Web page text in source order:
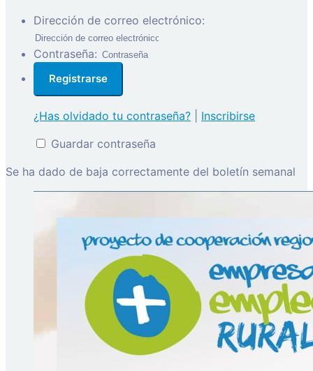
Dirección de correo electrónico:
Contraseña:
¿Has olvidado tu contraseña?
Inscribirse
Guardar contraseña
Se ha dado de baja correctamente del boletín semanal